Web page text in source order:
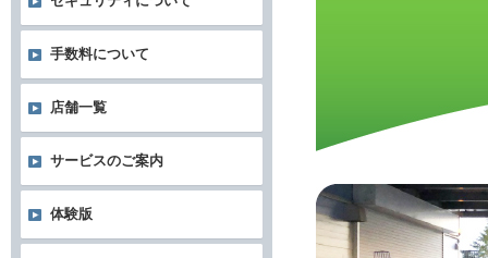
手数料について
店舗一覧
サービスのご案内
体験版